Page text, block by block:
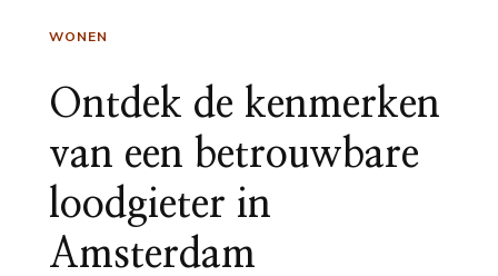
WONEN
Ontdek de kenmerken
van een betrouwbare
loodgieter in
Amsterdam